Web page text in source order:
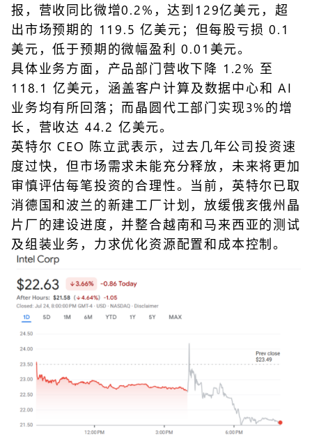
报，营收同比微增0.2%，达到129亿美元，超
出市场预期的 119.5 亿美元；但每股亏损 0.1
美元，低于预期的微幅盈利 0.01美元。
具体业务方面，产品部门营收下降 1.2% 至
118.1 亿美元，涵盖客户计算及数据中心和 AI
业务均有所回落；而晶圆代工部门实现3%的增
长，营收达 44.2 亿美元。
英特尔 CEO 陈立武表示，过去几年公司投资速
度过快，但市场需求未能充分释放，未来将更加
审慎评估每笔投资的合理性。当前，英特尔已取
消德国和波兰的新建工厂计划，放缓俄亥俄州晶
片厂的建设进度，并整合越南和马来西亚的测试
及组装业务，力求优化资源配置和成本控制。